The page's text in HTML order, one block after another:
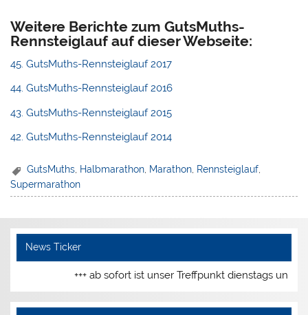
Weitere Berichte zum GutsMuths-
Rennsteiglauf auf dieser Webseite:
45. GutsMuths-Rennsteiglauf 2017
44. GutsMuths-Rennsteiglauf 2016
43. GutsMuths-Rennsteiglauf 2015
42. GutsMuths-Rennsteiglauf 2014
GutsMuths Halbmarathon Marathon Rennsteiglauf
Supermarathon
News Ticker
+++ ab sofort ist unser Treffpunkt dienstags und